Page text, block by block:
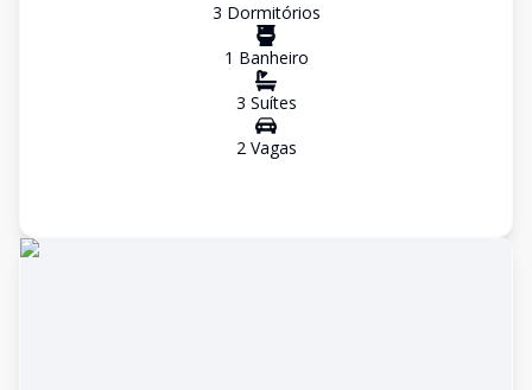
3 Dormitórios
1 Banheiro
3 Suítes
2Vagas